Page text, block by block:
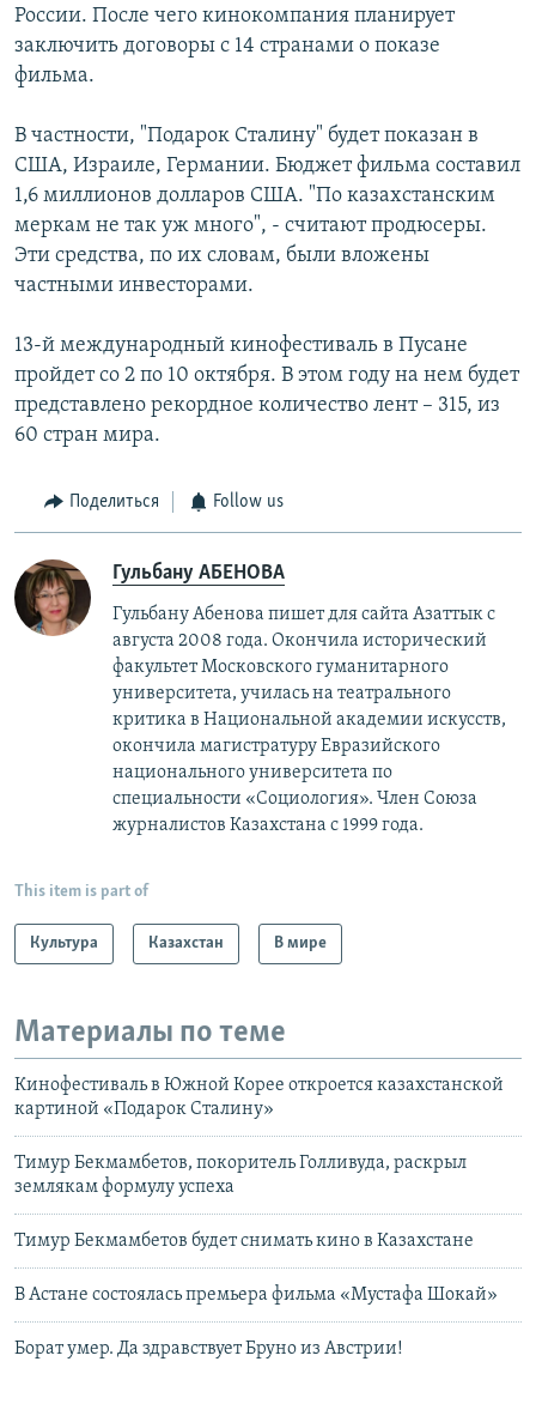
России. После чего кинокомпания планирует
заключить договоры с 14 странами о показе
фильма.
В частности, "Подарок Сталину" будет показан в
США, Израиле, Германии. Бюджет фильма составил
1,6 миллионов долларов США. "По казахстанским
меркам не так уж много", - считают продюсеры.
Эти средства, по их словам, были вложены
частными инвесторами.
13-й международный кинофестиваль в Пусане
пройдет со 2 по 10 октября. В этом году на нем будет
представлено рекордное количество лент – 315, из
60 стран мира.
Поделиться Follow us
Гульбану АБЕНОВА
Гульбану Абенова пишет для сайта Азаттык с
августа 2008 года. Окончила исторический
факультет Московского гуманитарного
университета, училась на театрального
критика в Национальной академии искусств,
окончила магистратуру Евразийского
национального университета по
специальности «Социология». Член Союза
журналистов Казахстана с 1999 года.
This item is part of
Культура Казахстан В мире
Материалы по теме
Кинофестиваль в Южной Корее откроется казахстанской
картиной «Подарок Сталину»
Тимур Бекмамбетов, покоритель Голливуда, раскрыл
землякам формулу успеха
Тимур Бекмамбетов будет снимать кино в Казахстане
В Астане состоялась премьера фильма «Мустафа Шокай»
Борат умер. Да здравствует Бруно из Австрии!